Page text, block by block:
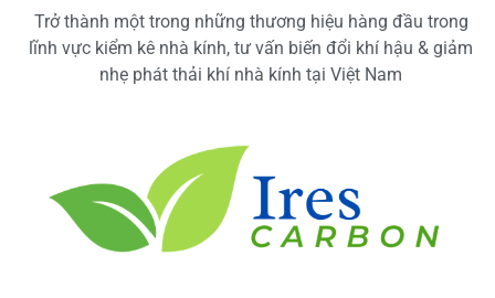
Trở thành một trong những thương hiệu hàng đầu trong
lĩnh vực kiểm kê nhà kính, tư vấn biến đổi khí hậu & giảm
nhẹ phát thải khí nhà kính tại Việt Nam